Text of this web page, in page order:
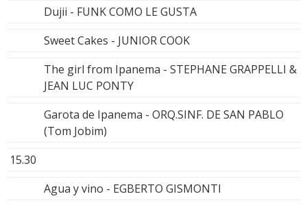
Dujii - FUNK COMO LE GUSTA
Sweet Cakes - JUNIOR COOK
The girl from Ipanema - STEPHANE GRAPPELLI &
JEAN LUC PONTY
Garota de Ipanema - ORQ.SINF. DE SAN PABLO
(Tom Jobim)
15.30
Agua y vino - EGBERTO GISMONTI